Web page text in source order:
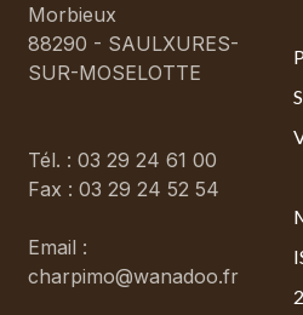
Morbieux
88290 - SAULXURES-
SUR-MOSELOTTE
Tél. : 03 29 24 61 00
Fax : 03 29 24 52 54
Email :
charpimo@wanadoo.fr